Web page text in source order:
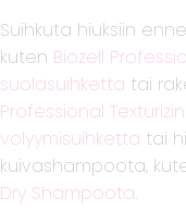
Suihkuta hiuksiin
kuten Biozell
suolasuihketta tai
Professional
volyymisuihketta tai
kuivashampoota,
Dry Shampoota.